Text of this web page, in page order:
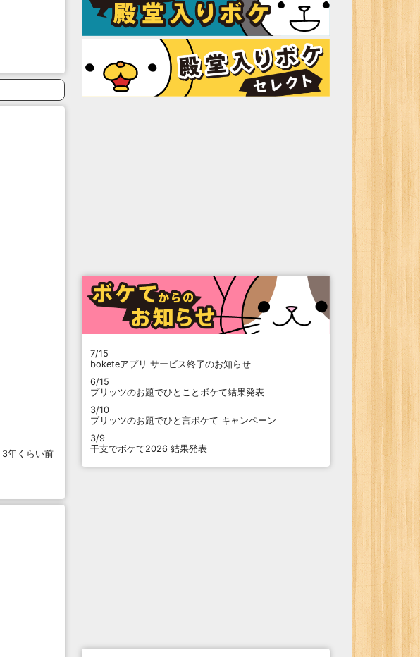
3年くらい前
7/15
boketeアプリ サービス終了のお知らせ
6/15
プリッツのお題でひとことボケて結果発表
3/10
プリッツのお題でひと言ボケて キャンペーン
3/9
干支でボケて2026 結果発表